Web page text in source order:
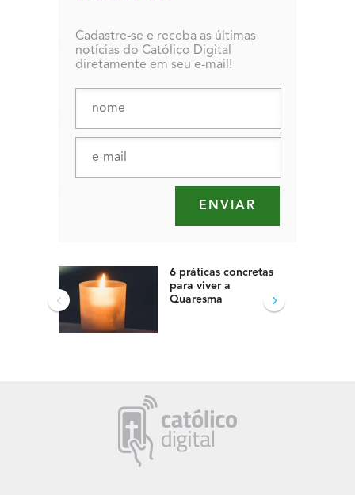
Cadastre-se e receba as últimas
notícias do Católico Digital
diretamente em seu e-mail!
6 práticas concretas
para viver a
Quaresma
‹ ›